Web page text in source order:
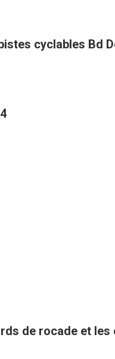
cyclables Bd
de rocade et les